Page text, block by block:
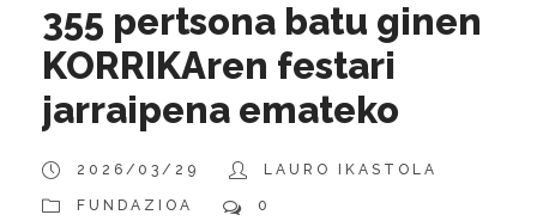
355 pertsona batu ginen
KORRIKAren festari
jarraipena emateko
2026/03/29 LAURO IKASTOLA
FUNDAZIOA 0